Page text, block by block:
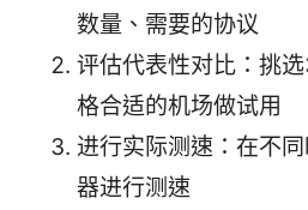
数量、需要的协议
评估代表性对比：挑
格合适的机场做试用
进行实际测速：在不
器进行测速